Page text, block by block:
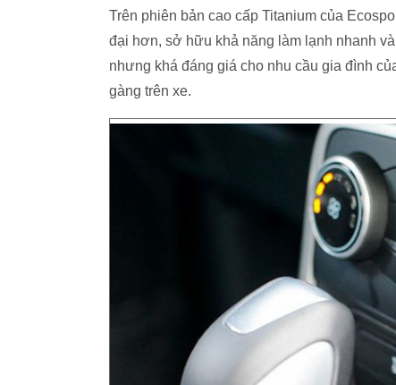
Trên phiên bản cao cấp Titanium của
đại hơn, sở hữu khả năng làm lạnh nhanh
nhưng khá đáng giá cho nhu cầu gia đình
gàng trên xe.